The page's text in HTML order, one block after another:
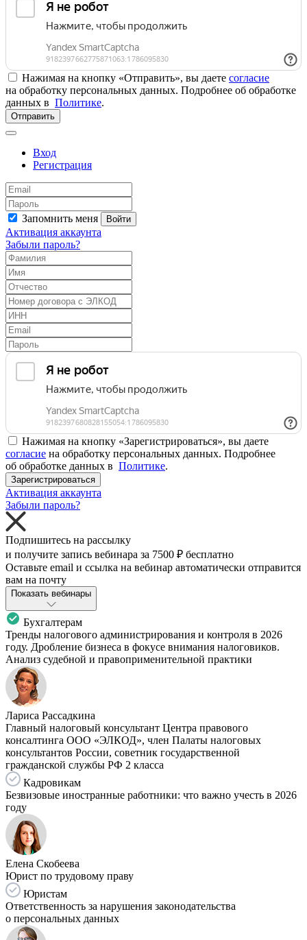
Нажимая на кнопку «Отправить», вы даете согласие
на обработку персональных данных. Подробнее об обработке
данных в Политике.
Отправить
Вход
Регистрация
Запомнить меня Войти
Активация аккаунта
Забыли пароль?
Нажимая на кнопку «Зарегистрироваться», вы даете
согласие на обработку персональных данных. Подробнее
об обработке данных в Политике.
Зарегистрироваться
Активация аккаунта
Забыли пароль?
Подпишитесь на рассылку
и получите запись вебинара за 7500 ₽ бесплатно
Оставьте email и ссылка на вебинар автоматически отправится
вам на почту
Показать вебинары
Бухгалтерам
Тренды налогового администрирования и контроля в 2026
году. Дробление бизнеса в фокусе внимания налоговиков.
Анализ судебной и правоприменительной практики
Лариса Рассадкина
Главный налоговый консультант Центра правового
консалтинга ООО «ЭЛКОД», член Палаты налоговых
консультантов России, советник государственной
гражданской службы РФ 2 класса
Кадровикам
Безвизовые иностранные работники: что важно учесть в 2026
году
Елена Скобеева
Юрист по трудовому праву
Юристам
Ответственность за нарушения законодательства
о персональных данных